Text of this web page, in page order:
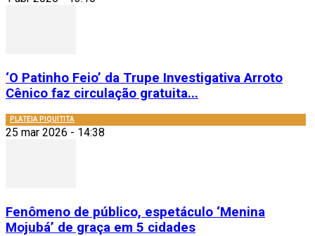
‘O Patinho Feio’ da Trupe Investigativa Arroto
Cênico faz circulação gratuita...
PLATEIA PIQUITITA
25 mar 2026 - 14:38
Fenômeno de público, espetáculo ‘Menina
Mojubá’ de graça em 5 cidades